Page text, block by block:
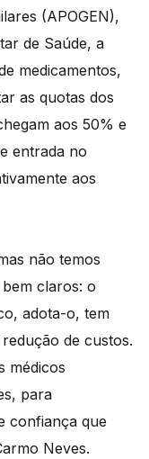
(APOGEN),
de Saúde, a
medicamentos,
as quotas dos
aos 50% e
entrada no
aos
não temos
claros: o
adota-o, tem
de custos.
médicos
para
confiança que
Neves.